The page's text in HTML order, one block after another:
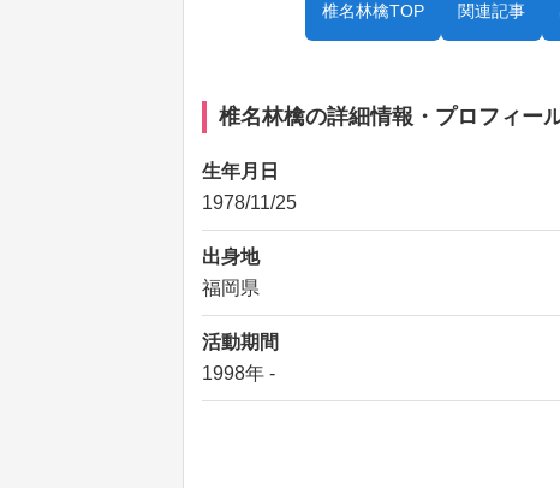
椎名林檎TOP 関連記事
椎名林檎の詳細情報・プロフィー
生年月日
1978/11/25
出身地
福岡県
活動期間
1998年 -